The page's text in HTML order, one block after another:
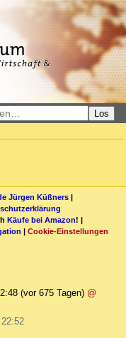
Los
Jürgen Küßners |
Käufe bei Amazon! |
| Cookie-Einstellungen
(vor 675 Tagen) @